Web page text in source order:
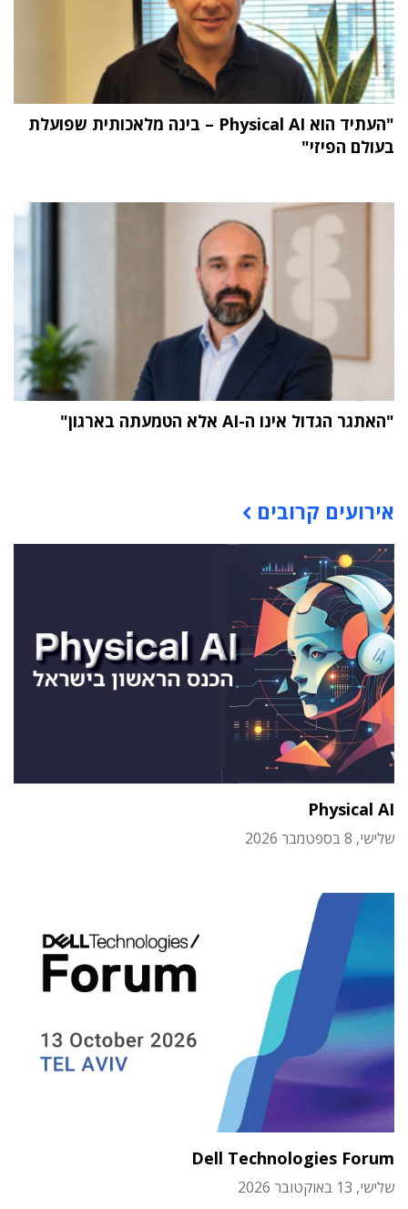
"העתיד הוא Physical AI – בינה מלאכותית שפועלת
בעולם הפיזי"
"האתגר הגדול אינו ה-AI אלא הטמעתה בארגון"
אירועים קרובים
Physical AI
שלישי, 8 בספטמבר 2026
Dell Technologies Forum
שלישי, 13 באוקטובר 2026